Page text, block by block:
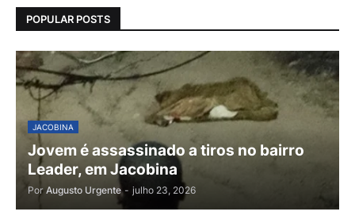
POPULAR POSTS
JACOBINA
Jovem é assassinado a tiros no bairro
Leader, em Jacobina
Por Augusto Urgente - julho 23, 2026